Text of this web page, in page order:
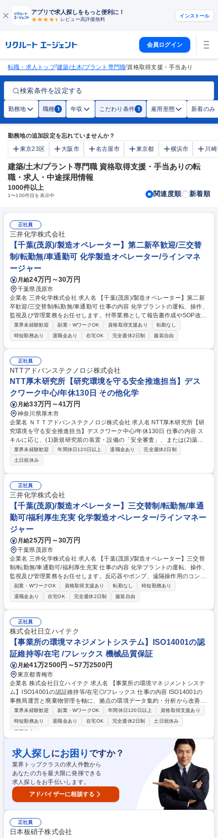
アプリで求人探しをもっと便利に！
レビュー高評価無料
インストール
会員ログイン
転職・求人トップ/建築/土木/プラント専門職/資格取得支援・手当あり
検索条件を設定する
勤務地 職種 1 年収 こだわり条件 1 雇用形態 新着のみ
勤務地の追加設定を忘れていませんか？
東京23区
大阪市 名古屋市 東京都 横浜市 川
建築/土木/プラント専門職 資格取得支援・手当ありの転
職・求人・中途採用情報
1000件以上
1〜100件目を表示中 関連度順 新着順
正社員
三井化学株式会社
【千葉(茂原)/製造オペレーター】第二新卒歓迎/三交替
制/転勤無/車通勤可 化学製造オペレーター/ラインマネ
ージャー
月給24万円～30万円
千葉県茂原市
企業名 三井化学株式会社 求人名 【千葉(茂原)/製造オペレーター】第二新
卒歓迎/三交替制/転勤無/車通勤可 仕事の内容 化学プラントの運転、操作、
監視及び管理業務をお任せします。付帯業務として報告書作成やSOP改善
といった業務もご対応頂くケースもありますが、わからないことがあれば
先輩に教わりながら進めていける環境です。 【働く環境】操作室(DCS等
による遠隔監視)は室内で空調がきいており、反応設備は屋外ですが、屋
根や壁があるため、直射日光は当たらない環境です。また当社他工場と比
較しても、横の交流が多い職場で、釣り大会やBBQというイベントだけで
なく、工場運用における費用や連携面でも助けあっている職場です。また
国内外オペレーターの体験型教育研修施設を有し、三井化学G全体の安全
安定運転に関わる技術伝承の拠点となります。 募集職種 【千葉(茂原)/製
造オペレーター】第二新卒歓迎/三交替制/転勤無/車通勤可
業界未経験歓迎 副業・WワークOK 資格取得支援あり
転勤なし
時短勤務あり
退職金あり 在宅OK 完全週休2日制 服装自由
正社員
NTTアドバンステクノロジ株式会社
NTT厚木研究所【研究環境を守る安全推進担当】デス
クワーク中心/年休130日 その他化学
月給33万円～41万円
神奈川県厚木市
企業名 ＮＴＴアドバンステクノロジ株式会社 求人名 NTT厚木研究所【研
究環境を守る安全推進担当】デスクワーク中心/年休130日 仕事の内容 ス
キルに応じ、(1)新規研究前の装置・設備の「安全審査」、または(2)薬品
の入出庫管理や研究者への防護指導等を行う「薬品安全」をお任せ。 最先
端技術の裏側を安全面から支える重要な役割です！ 日常業務はデータベー
スを活用した研究者からの相談対応など、デスクワークが中心です。必要
に応じて実験室での現場確認・ヒアリングを行いますが、装置や薬品を直
接操作することはありません。 研究者や行政、施工業者など社内外との折
衝が発生するため、基本的な社会人経験をお持ちの方を歓迎（育成前
提）。無資格でも挑戦可能ですが、危険物取扱者などの資格があれば活か
せる環境です。 募集職種 NTT厚木研究所【研究環境を守る安全推進担
当】デスクワーク中心/年休130日
業界未経験歓迎 年間休日120日以上 退職金あり
完全週休2日制
土日祝休み
正社員
三井化学株式会社
【千葉(茂原)/製造オペレーター】三交替制/転勤無/車通
勤可/福利厚生充実 化学製造オペレーター/ラインマネー
ジャー
月給25万円～30万円
千葉県茂原市
企業名 三井化学株式会社 求人名 【千葉(茂原)/製造オペレーター】三交替
制/転勤無/車通勤可/福利厚生充実 仕事の内容 化学プラントの運転、操作、
監視及び管理業務をお任せします。反応器やポンプ、遠隔操作用のコンピ
ューター制御システム(DCS:分散型制御システム)などを使用し、高機能製
品の製造プロセスを操作して頂きます。 【働く環境】操作室(DCS等によ
る遠隔監視)は室内で空調がきいており、反応設備は屋外ですが、屋根や
壁があるため、直射日光は当たらない環境です。また当社他工場と比較し
ても、横の交流が多い職場で、釣り大会やBBQというイベントだけでな
く、工場運用における費用や連携面でも助けあっている職場です。また国
内外オペレーターの体験型教育研修施設を有し、三井化学G全体の安全安
定運転に関わる技術伝承の拠点となります。 募集職種 【千葉(茂原)/製造
オペレーター】三交替制/転勤無/車通勤可/福利厚生充実
副業・WワークOK 資格取得支援あり 転勤なし
時短勤務あり
退職金あり
在宅OK 完全週休2日制 服装自由
正社員
株式会社日立ハイテク
【事業所の環境マネジメントシステム】ISO14001の認
証維持等/在宅 /フレックス 機械品質保証
月給41万2500円～57万2500円
東京都青梅市
企業名 株式会社日立ハイテク 求人名 【事業所の環境マネジメントシステ
ム】ISO14001の認証維持等/在宅◎/フレックス 仕事の内容 ISO14001の
事務局運営と廃棄物管理を軸に、拠点の環境データ集約・分析から改善、
施策の立案・実行までを担うポジションです。多くの関係者と連携してIS
O14001の認証維持など環境活動を推進します。 【具体的な業務内】 ■IS
O14001事務局：年度環境目標・計画の策定、各部門への展開、進捗管理/
業者の手配・調整/リサイクル・削減施策の立案および運用管理 ■付随業
務：環境活動/化学物質管理/環境測定・管理/行政対応/環境データの収集・
管理/安全衛生業務のサポート 募集職種 【事業所の環境マネジメントシス
テム】ISO14001の認証維持等/在宅◎/フレックス
業界未経験歓迎 副業・WワークOK 年間休日120日以上
資格取得支援あり
時短勤務あり
退職金あり 在宅OK 完全週休2日制
土日祝休み
服装自由
求人探しにお困り ですか？
業界トップクラスの求人件数から
あなたの力を最大限に発揮できる
求人探しをお手伝いします。
アドバイザーに相談する
正社員
日本板硝子株式会社